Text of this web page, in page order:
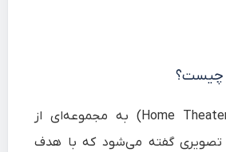
چیست؟
سینمای خانگی (Home Theater) به مجموعه‌ای از
تصویری گفته می‌شود که با هدف